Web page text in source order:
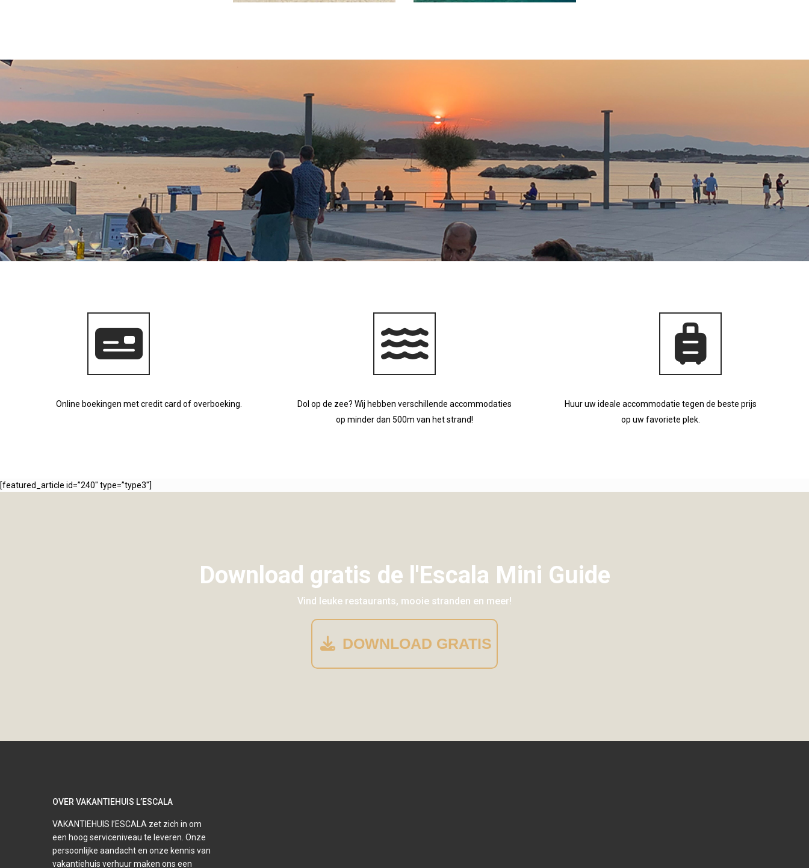
Online boekingen met credit card of overboeking.
Dol op de zee? Wij hebben verschillende accommodaties
op minder dan 500m van het strand!
Huur uw ideale accommodatie tegen de beste prijs
op uw favoriete plek.
[featured_article id=”240″ type=”type3″]
Download gratis de l'Escala Mini Guide
Vind leuke restaurants, mooie stranden en meer!
DOWNLOAD GRATIS
OVER VAKANTIEHUIS L’ESCALA
VAKANTIEHUIS l’ESCALA zet zich in om
een hoog serviceniveau te leveren. Onze
persoonlijke aandacht en onze kennis van
vakantiehuis verhuur maken ons een